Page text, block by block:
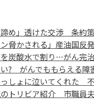
め」透けた交渉 条約
ン脅かされる」産油国
炭酸水で割り…がん完
? がんでももらえる
しょに泣いてくれた
トリビア紹介 市職員